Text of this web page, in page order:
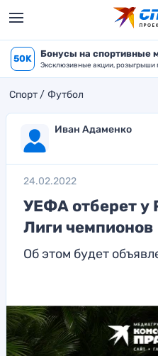
50K Бонусы на спортивные
Эксклюзивные акции, розыгрыши
Спорт Футбол
Иван Адаменко
24.02.2022
УЕФА отберет у
Лиги чемпионов
Об этом будет